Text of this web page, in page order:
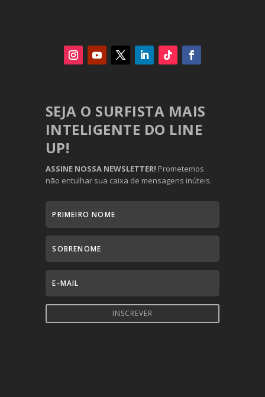
SEJA O SURFISTA MAIS
INTELIGENTE DO LINE
UP!
ASSINE NOSSA NEWSLETTER! Prometemos
não entulhar sua caixa de mensagens inúteis.
INSCREVER